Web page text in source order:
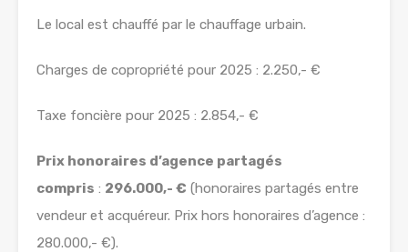
Le local est chauffé par le chauffage urbain.
Charges de copropriété pour 2025 : 2.250,- €
Taxe foncière pour 2025 : 2.854,- €
Prix honoraires d’agence partagés
compris : 296.000,- € (honoraires partagés entre
vendeur et acquéreur. Prix hors honoraires d’agence :
280.000,- €).